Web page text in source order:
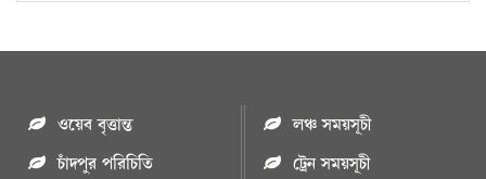
ওয়েব বৃত্তান্ত
চাঁদপুর পরিচিতি
লঞ্চ সময়সূচী
ট্রেন সময়সূচী